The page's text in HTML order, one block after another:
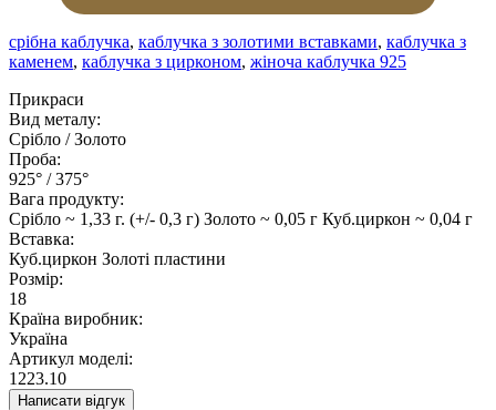
срібна каблучка, каблучка з золотими вставками, каблучка з
каменем, каблучка з цирконом, жіноча каблучка 925
Прикраси
Вид металу:
Срібло / Золото
Проба:
925° / 375°
Вага продукту:
Срібло ~ 1,33 г. (+/- 0,3 г) Золото ~ 0,05 г Куб.циркон ~ 0,04 г
Вставка:
Куб.циркон Золоті пластини
Розмір:
18
Країна виробник:
Україна
Артикул моделі:
1223.10
Написати відгук